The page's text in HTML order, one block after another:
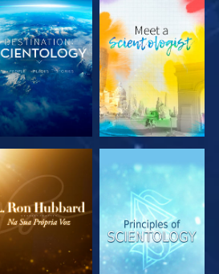
EXPLORAR A
SÉRIE
EXPLORAR A
SÉRIE